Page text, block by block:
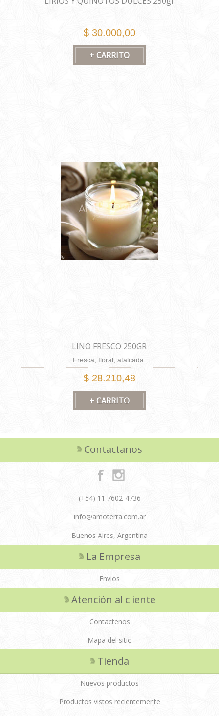
$ 30.000,00
LINO FRESCO 250GR
Fresca, floral, atalcada.
$ 28.210,48
Contactanos
(+54) 11 7602-4736
info@amoterra.com.ar
Buenos Aires, Argentina
La Empresa
Envios
Atención al cliente
Contactenos
Mapa del sitio
Tienda
Nuevos productos
Productos vistos recientemente